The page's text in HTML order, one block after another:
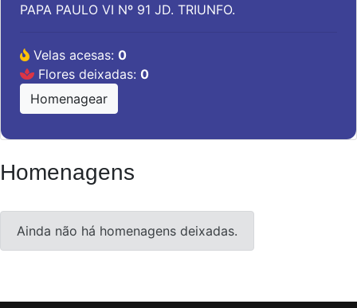
PAPA PAULO VI Nº 91 JD. TRIUNFO.
Velas acesas: 0
Flores deixadas: 0
Homenagear
Homenagens
Ainda não há homenagens deixadas.